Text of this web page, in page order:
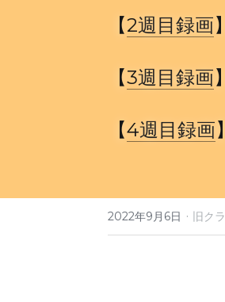
【2週目録画
【3週目録画
【4週目録画】
2022年9月6日 · 旧ク